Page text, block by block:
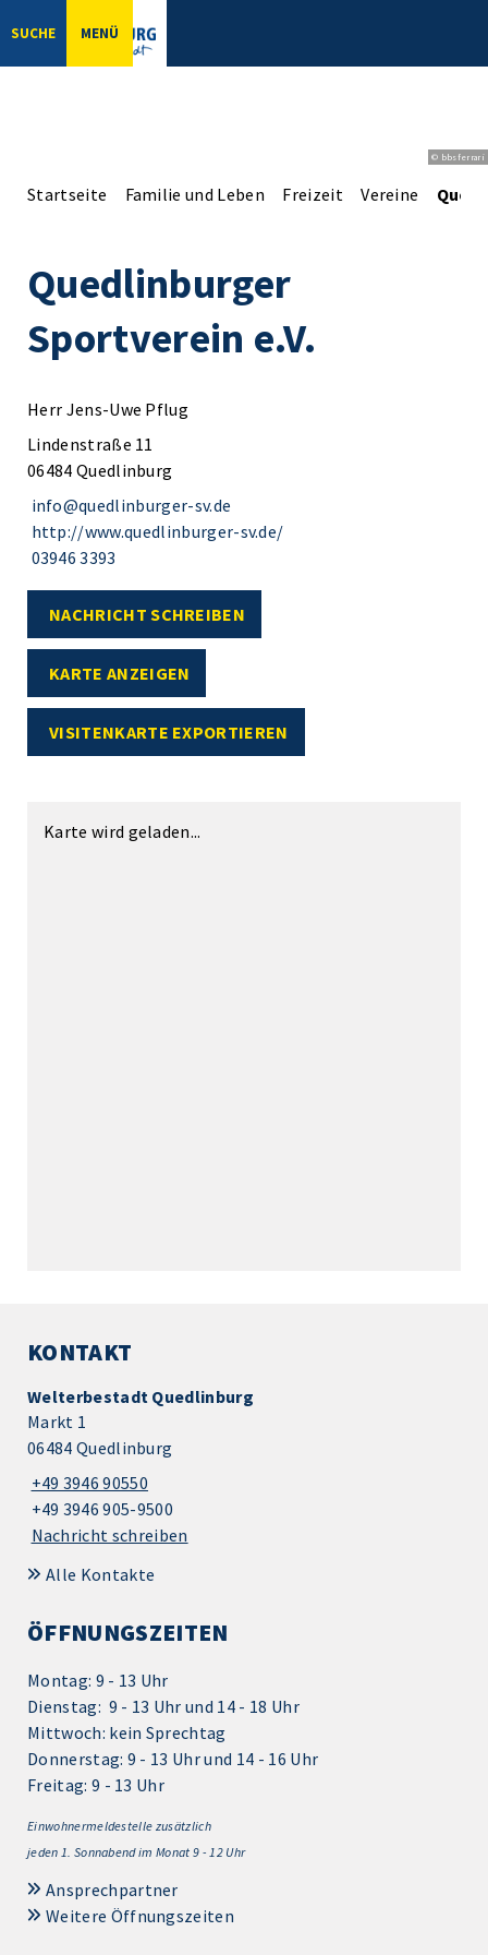
SUCHE MENÜ
© bbsferrari
Startseite Familie und Leben Freizeit Vereine
Quedlinburger
Sportverein e.V.
Herr Jens-Uwe Pflug
Lindenstraße 11
06484 Quedlinburg
info@quedlinburger-sv.de
http://www.quedlinburger-sv.de/
03946 3393
NACHRICHT SCHREIBEN
KARTE ANZEIGEN
VISITENKARTE EXPORTIEREN
Karte wird geladen...
KONTAKT
Welterbestadt Quedlinburg
Markt 1
06484 Quedlinburg
+49 3946 90550
+49 3946 905-9500
Nachricht schreiben
Alle Kontakte
ÖFFNUNGSZEITEN
Montag: 9 - 13 Uhr
Dienstag: 9 - 13 Uhr und 14 - 18 Uhr
Mittwoch: kein Sprechtag
Donnerstag: 9 - 13 Uhr und 14 - 16 Uhr
Freitag: 9 - 13 Uhr
Einwohnermeldestelle zusätzlich
jeden 1. Sonnabend im Monat 9 - 12 Uhr
Ansprechpartner
Weitere Öffnungszeiten